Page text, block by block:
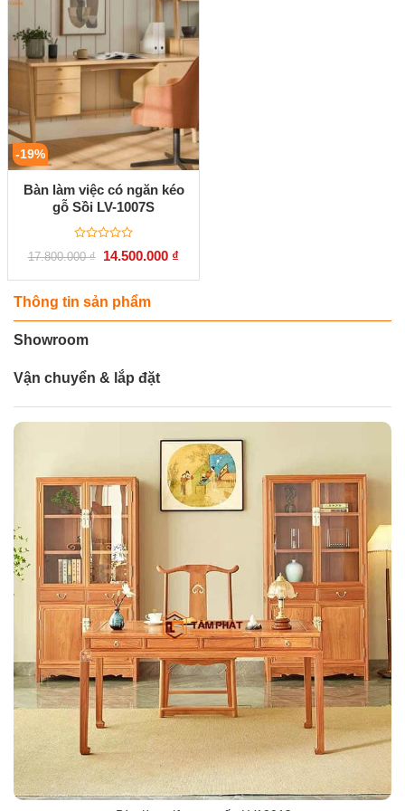
-19%
Bàn làm việc có ngăn kéo
gỗ Sồi LV-1007S
Được
xếp
5
sao
17.800.000₫
Giá
là:
14.500.000 ₫
tại
Thông tin sản phẩm
Showroom
Vận chuyển & lắp đặt